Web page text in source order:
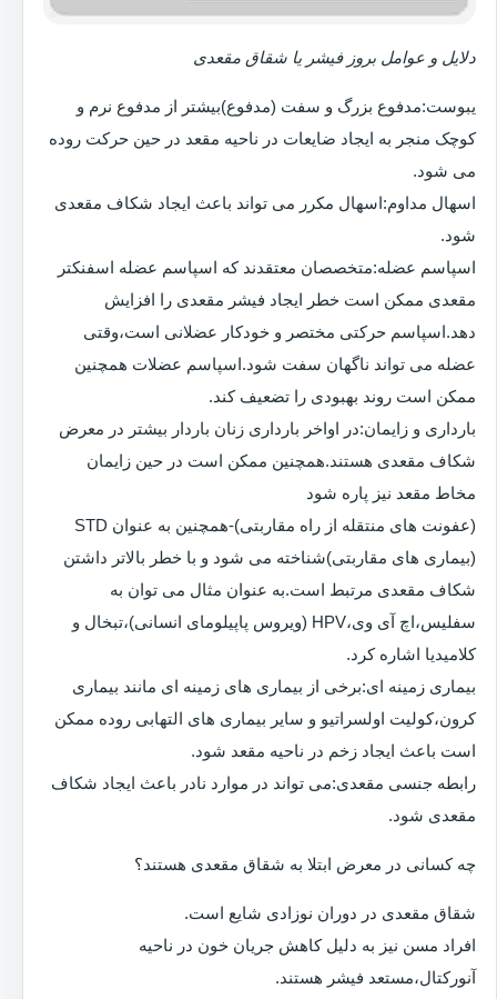
دلایل و عوامل بروز فیشر یا شقاق مقعدی
یبوست:مدفوع بزرگ و سفت (مدفوع)بیشتر از مدفوع نرم و
کوچک منجر به ایجاد ضایعات در ناحیه مقعد در حین حرکت روده
می شود.
اسهال مداوم:اسهال مکرر می تواند باعث ایجاد شکاف مقعدی
شود.
اسپاسم عضله:متخصصان معتقدند که اسپاسم عضله اسفنکتر
مقعدی ممکن است خطر ایجاد فیشر مقعدی را افزایش
دهد.اسپاسم حرکتی مختصر و خودکار عضلانی است،وقتی
عضله می تواند ناگهان سفت شود.اسپاسم عضلات همچنین
ممکن است روند بهبودی را تضعیف کند.
بارداری و زایمان:در اواخر بارداری زنان باردار بیشتر در معرض
شکاف مقعدی هستند.همچنین ممکن است در حین زایمان
مخاط مقعد نیز پاره شود
(عفونت های منتقله از راه مقاربتی)-همچنین به عنوان STD
(بیماری های مقاربتی)شناخته می شود و با خطر بالاتر داشتن
شکاف مقعدی مرتبط است.به عنوان مثال می توان به
سفلیس،اچ آی وی،HPV (ویروس پاپیلومای انسانی)،تبخال و
کلامیدیا اشاره کرد.
بیماری زمینه ای:برخی از بیماری های زمینه ای مانند بیماری
کرون،کولیت اولسراتیو و سایر بیماری های التهابی روده ممکن
است باعث ایجاد زخم در ناحیه مقعد شود.
رابطه جنسی مقعدی:می تواند در موارد نادر باعث ایجاد شکاف
مقعدی شود.
چه کسانی در معرض ابتلا به شقاق مقعدی هستند؟
شقاق مقعدی در دوران نوزادی شایع است.
افراد مسن نیز به دلیل کاهش جریان خون در ناحیه
آنورکتال،مستعد فیشر هستند.